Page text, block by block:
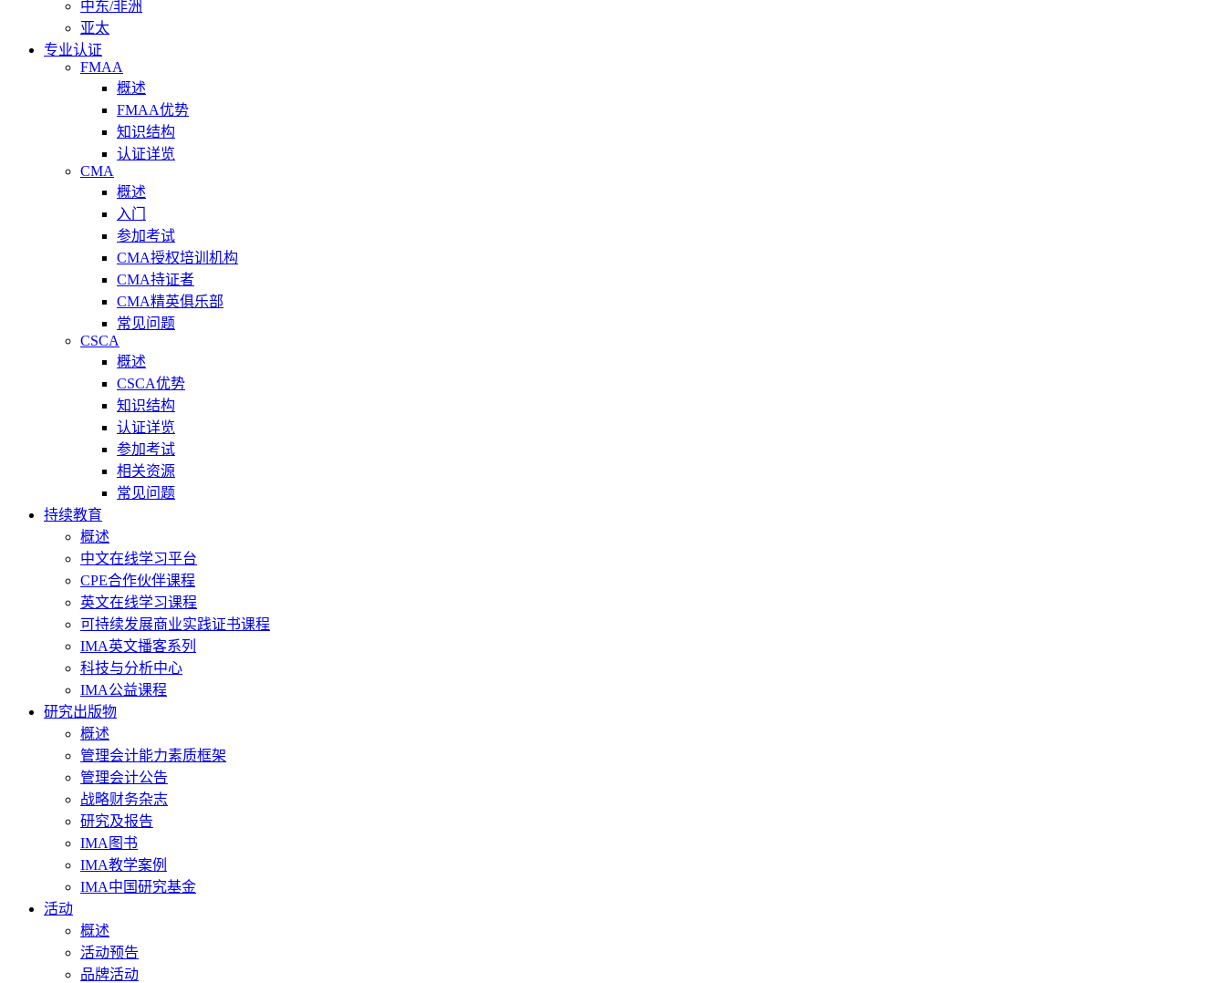
中东/非洲
亚太
专业认证
FMAA
概述
FMAA优势
知识结构
认证详览
CMA
概述
入门
参加考试
CMA授权培训机构
CMA持证者
CMA精英俱乐部
常见问题
CSCA
概述
CSCA优势
知识结构
认证详览
参加考试
相关资源
常见问题
持续教育
概述
中文在线学习平台
CPE合作伙伴课程
英文在线学习课程
可持续发展商业实践证书课程
IMA英文播客系列
科技与分析中心
IMA公益课程
研究出版物
概述
管理会计能力素质框架
管理会计公告
战略财务杂志
研究及报告
IMA图书
IMA教学案例
IMA中国研究基金
活动
概述
活动预告
品牌活动